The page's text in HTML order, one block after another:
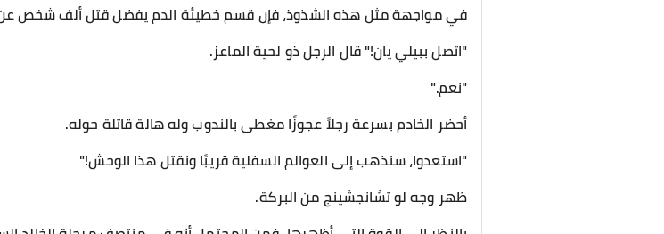
في مواجهة مثل هذه الشذوذ، فإن قسم خطيئة الدم يفضل قتل ألف شخص عن
"اتصل ببيلي يان!" قال الرجل ذو لحية الماعز.
"نعم."
أحضر الخادم بسرعة رجلاً عجوزًا مغطى بالندوب وله هالة قاتلة حوله.
"استعدوا، سنذهب إلى العوالم السفلية قريبًا ونقتل هذا الوحش!"
ظهر وجه لو تشانجشينج من البركة.